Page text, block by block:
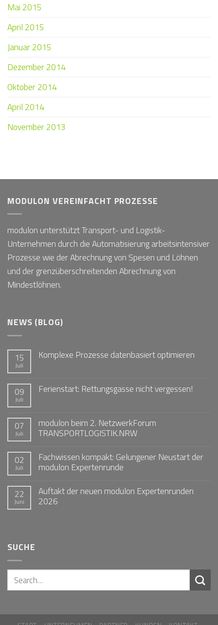
Mai 2015
April 2015
Januar 2015
Dezember 2014
Oktober 2014
April 2014
November 2013
MODULON VEREINFACHT PROZESSE
modulon unterstützt Transport- und Logistik-
Unternehmen durch die Automatisierung arbeitsintensiver
Prozesse wie der Abrechnung von Spesen und Löhnen
und der grenzüberschreitenden Abrechnung von
Mindestlöhnen.
NEWS (BLOG)
15
Juli
Komplexe Prozesse datenbasiert optimieren
09
Juli
Ferienstart: Rettungsgasse nicht vergessen!
07
Juli
modulon beim 2. NetzwerkForum
TRANSPORTLOGISTIK.NRW
02
Juli
Fachwissen kompakt: Gelungener Neustart der
modulon Expertenrunde
22
Juni
Auftakt der neuen modulon Expertenrunden
2026
SUCHE